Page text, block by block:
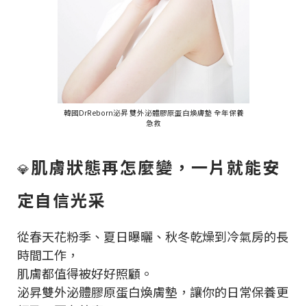
韓國DrReborn泌昇 雙外泌體膠原蛋白煥膚墊 全年保養
急救
💎肌膚狀態再怎麼變，一片就能安
定自信光采
從春天花粉季、夏日曝曬、秋冬乾燥到冷氣房的長
時間工作，
肌膚都值得被好好照顧。
泌昇雙外泌體膠原蛋白煥膚墊，讓你的日常保養更